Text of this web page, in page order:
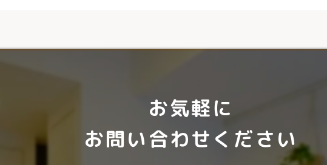
お気軽に
お問い合わせください